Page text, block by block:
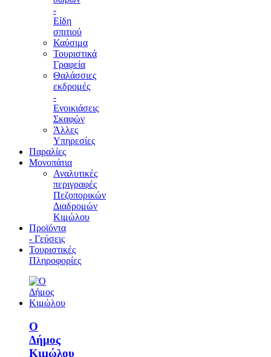
-
Είδη
σπιτιού
Καύσιμα
Τουριστικά
Γραφεία
Θαλάσσιες
εκδρομές
-
Ενοικιάσεις
Σκαφών
Άλλες
Υπηρεσίες
Παραλίες
Μονοπάτια
Αναλυτικές
περιγραφές
Πεζοπορικών
Διαδρομών
Κιμώλου
Προϊόντα
- Γεύσεις
Τουριστικές
Πληροφορίες
Ο
Δήμος
Κιμώλου